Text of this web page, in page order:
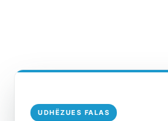
UDHËZUES FALAS